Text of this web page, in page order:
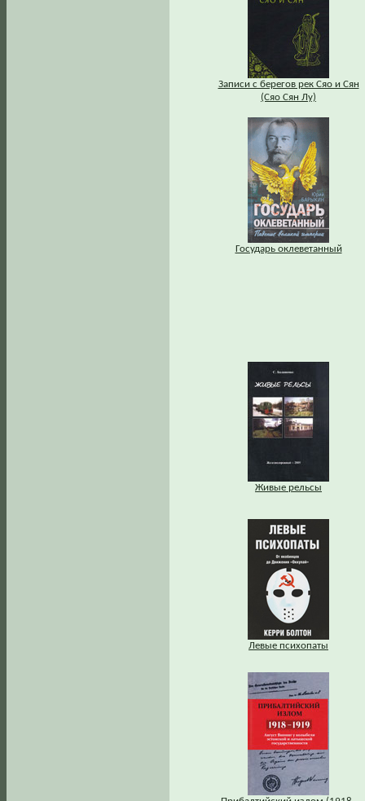
Записи с берегов рек Сяо и Сян
(Сяо Сян Лу)
Государь оклеветанный
Живые рельсы
Левые психопаты